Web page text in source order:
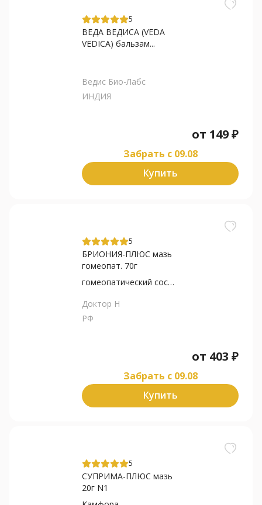
5
ВЕДА ВЕДИСА (VEDA
VEDICA) бальзам...
Ведис Био-Лабс
ИНДИЯ
от 149₽
Забрать c 09.08
Купить
5
БРИОНИЯ-ПЛЮС мазь
гомеопат. 70г
гомеопатический состав
Доктор Н
РФ
от 403 ₽
Забрать c 09.08
Купить
5
СУПРИМА-ПЛЮС мазь
20г N1